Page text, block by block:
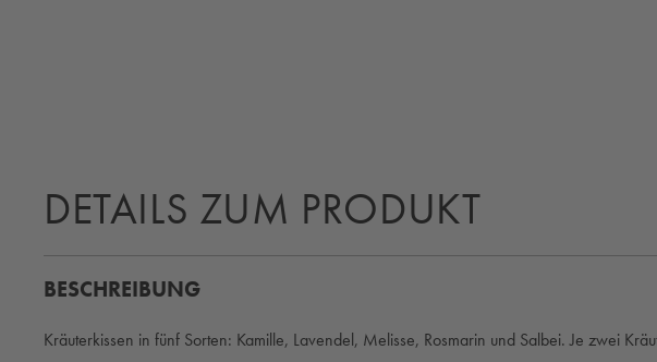
DETAILS ZUM PRODUKT
BESCHREIBUNG
Kräuterkissen in fünf Sorten: Kamille, Lavendel, Melisse, Rosmarin und Salbei. Je zwei